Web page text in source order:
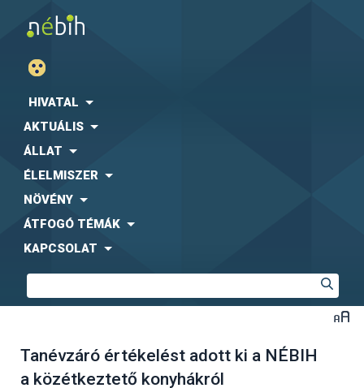
HIVATAL
AKTUÁLIS
ÁLLAT
ÉLELMISZER
NÖVÉNY
ÁTFOGÓ TÉMÁK
KAPCSOLAT
Tanévzáró értékelést adott ki a NÉBIH
a közétkeztető konyhákról